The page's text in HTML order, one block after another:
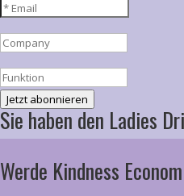
Jetzt abonnieren
Sie haben den Ladies
Werde Kindness